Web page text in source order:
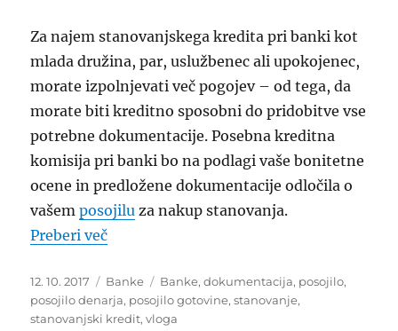
Za najem stanovanjskega kredita pri banki kot
mlada družina, par, uslužbenec ali upokojenec,
morate izpolnjevati več pogojev – od tega, da
morate biti kreditno sposobni do pridobitve vse
potrebne dokumentacije. Posebna kreditna
komisija pri banki bo na podlagi vaše bonitetne
ocene in predložene dokumentacije odločila o
vašemposojilu za nakup stanovanja.
Preberi več“Stanovanjski kredit – potrebna
Objavljeno
dne
12. 10. 2017 Kategorije
Banke Oznake
Banke,dokumentacija, posojilo,
posojilo denarja, posojilo gotovine,stanovanje,
stanovanjski kredit,vloga